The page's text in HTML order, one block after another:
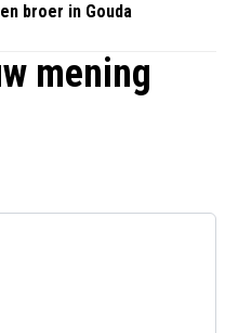
broer in Gouda
mening